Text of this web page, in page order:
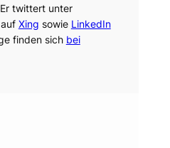
twittert unter
Xing sowie LinkedIn
finden sich bei